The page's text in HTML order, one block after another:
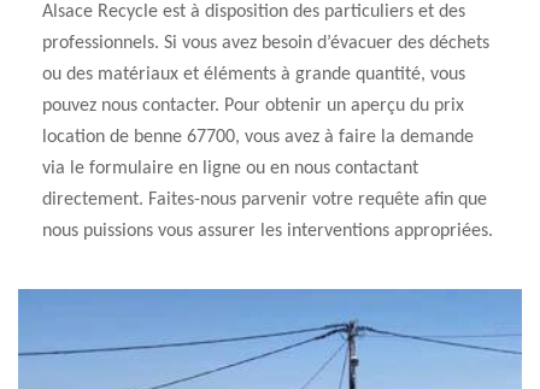
Alsace Recycle est à disposition des particuliers et des
professionnels. Si vous avez besoin d’évacuer des déchets
ou des matériaux et éléments à grande quantité, vous
pouvez nous contacter. Pour obtenir un aperçu du prix
location de benne 67700, vous avez à faire la demande
via le formulaire en ligne ou en nous contactant
directement. Faites-nous parvenir votre requête afin que
nous puissions vous assurer les interventions appropriées.